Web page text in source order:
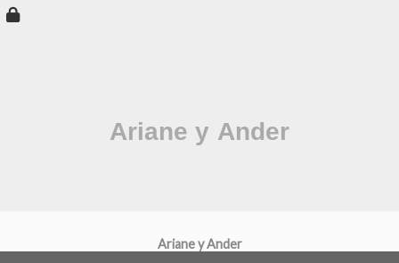
Ariane y Ander